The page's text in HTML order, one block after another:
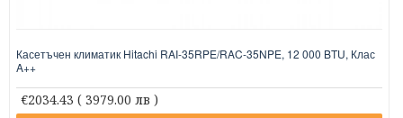
Касетъчен климатик Hitachi RAI-35RPE/RAC-35NPE, 12 000 BTU, Клас
A++
€2034.43 ( 3979.00 лв )